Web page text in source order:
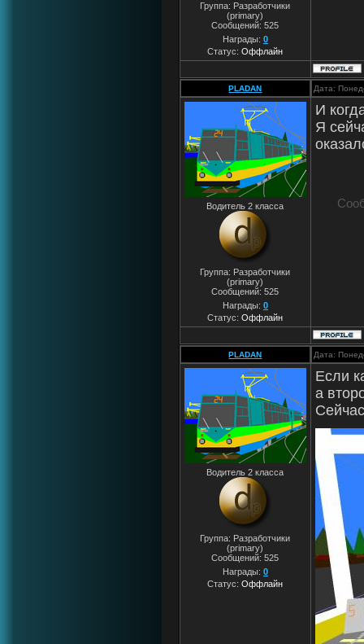
Группа: Разработчики
(primary)
Сообщений:525
Награды: 0
Статус:Оффлайн
PLADAN Дата:
Водитель 2 класса
Группа: Разработчики
(primary)
Сообщений:525
Награды: 0
Статус:Оффлайн
И
Я
PLADAN Дата:
Водитель 2 класса
Группа: Разработчики
(primary)
Сообщений:525
Награды: 0
Статус:Оффлайн
Если
а